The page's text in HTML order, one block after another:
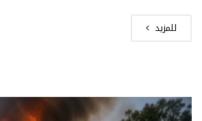
للمزيد